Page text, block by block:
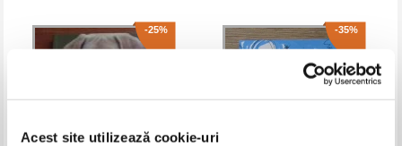
Acest site utilizează cookie-uri
-25% -35%